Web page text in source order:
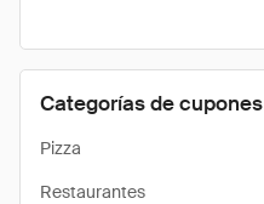
Categorías de cupones
Pizza
Restaurantes